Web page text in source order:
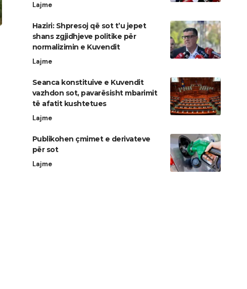
Lajme
Haziri: Shpresoj që sot t’u jepet
shans zgjidhjeve politike për
normalizimin e Kuvendit
Lajme
Seanca konstituive e Kuvendit
vazhdon sot, pavarësisht mbarimit
të afatit kushtetues
Lajme
Publikohen çmimet e derivateve
për sot
Lajme